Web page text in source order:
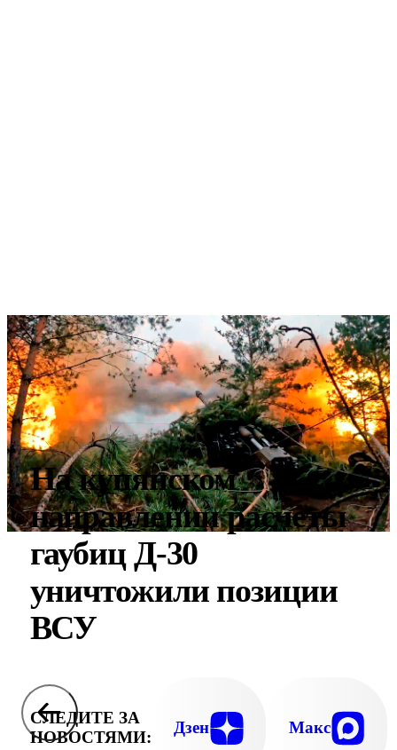
На купянском
направлении расчеты
гаубиц Д-30
уничтожили позиции
ВСУ
СЛЕДИТЕ ЗА
НОВОСТЯМИ:
Дзен Макс